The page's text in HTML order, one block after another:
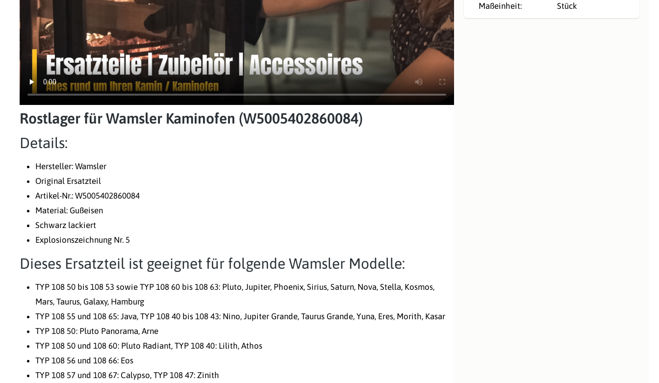
Rostlager für Wamsler Kaminofen (W5005402860084)
Details:
Hersteller: Wamsler
Original Ersatzteil
Artikel-Nr.: W5005402860084
Material: Gußeisen
Schwarz lackiert
Explosionszeichnung Nr. 5
Dieses Ersatzteil ist geeignet für folgende Wamsler Modelle:
TYP 108 50 bis 108 53 sowie TYP 108 60 bis 108 63: Pluto, Jupiter, Phoenix, Sirius, Saturn, Nova, Stella, Kosmos,
Mars, Taurus, Galaxy, Hamburg
TYP 108 55 und 108 65: Java, TYP 108 40 bis 108 43: Nino, Jupiter Grande, Taurus Grande, Yuna, Eres, Morith, Kasar
TYP 108 50: Pluto Panorama, Arne
TYP 108 50 und 108 60: Pluto Radiant, TYP 108 40: Lilith, Athos
TYP 108 56 und 108 66: Eos
TYP 108 57 und 108 67: Calypso, TYP 108 47: Zinith
Maßeinheit: Stück